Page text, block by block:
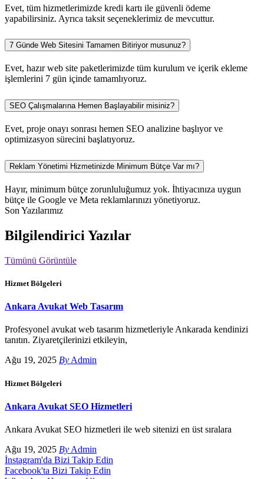
Evet, tüm hizmetlerimizde kredi kartı ile güvenli ödeme
yapabilirsiniz. Ayrıca taksit seçeneklerimiz de mevcuttur.
7 Günde Web Sitesini Tamamen Bitiriyor musunuz?
Evet, hazır web site paketlerimizde tüm kurulum ve içerik ekleme
işlemlerini 7 gün içinde tamamlıyoruz.
SEO Çalışmalarına Hemen Başlayabilir misiniz?
Evet, proje onayı sonrası hemen SEO analizine başlıyor ve
optimizasyon sürecini başlatıyoruz.
Reklam Yönetimi Hizmetinizde Minimum Bütçe Var mı?
Hayır, minimum bütçe zorunluluğumuz yok. İhtiyacınıza uygun
bütçe ile Google ve Meta reklamlarınızı yönetiyoruz.
Son Yazılarımız
Bilgilendirici Yazılar
Tümünü Görüntüle
Hizmet Bölgeleri
Ankara Avukat Web Tasarım
Profesyonel avukat web tasarım hizmetleriyle Ankarada kendinizi
tanıtın. Ziyaretçilerinizi etkileyin,
Ağu 19, 2025 By Admin
Hizmet Bölgeleri
Ankara Avukat SEO Hizmetleri
Ankara Avukat SEO hizmetleri ile web sitenizi en üst sıralara
Ağu 19, 2025 By Admin
İnstagram'da Bizi Takip Edin
Facebook'ta Bizi Takip Edin